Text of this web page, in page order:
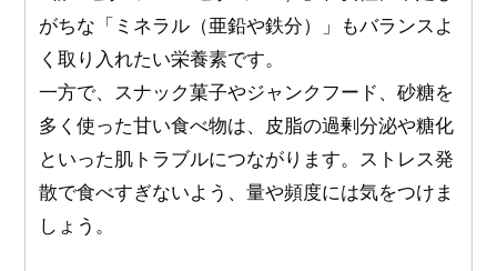
がちな「ミネラル（亜鉛や鉄分）」もバランスよ
く取り入れたい栄養素です。
一方で、スナック菓子やジャンクフード、砂糖を
多く使った甘い食べ物は、皮脂の過剰分泌や糖化
といった肌トラブルにつながります。ストレス発
散で食べすぎないよう、量や頻度には気をつけま
しょう。